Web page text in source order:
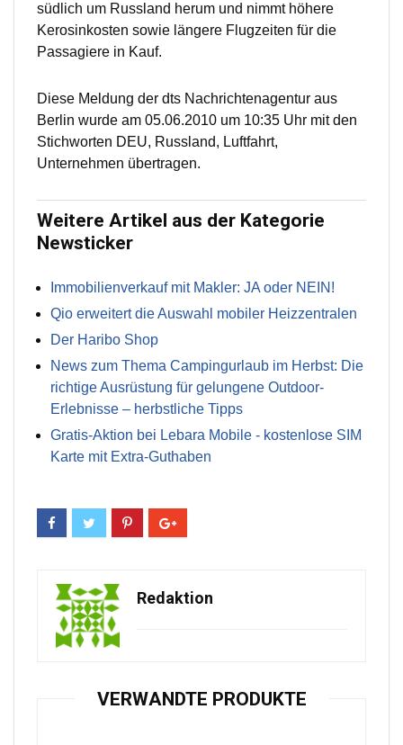
südlich um Russland herum und nimmt höhere
Kerosinkosten sowie längere Flugzeiten für die
Passagiere in Kauf.
Diese Meldung der dts Nachrichtenagentur aus
Berlin wurde am 05.06.2010 um 10:35 Uhr mit den
Stichworten DEU, Russland, Luftfahrt,
Unternehmen übertragen.
Weitere Artikel aus der Kategorie
Newsticker
Immobilienverkauf mit Makler: JA oder NEIN!
Qio erweitert die Auswahl mobiler Heizzentralen
Der Haribo Shop
News zum Thema Campingurlaub im Herbst: Die
richtige Ausrüstung für gelungene Outdoor-
Erlebnisse – herbstliche Tipps
Gratis-Aktion bei Lebara Mobile - kostenlose SIM
Karte mit Extra-Guthaben
Redaktion
VERWANDTE PRODUKTE